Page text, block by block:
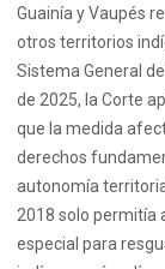
Guainía y Vaupés
otros territorios
Sistema General
de 2025, la Corte
que la medida
derechos
autonomía
2018 solo permitía
especial para